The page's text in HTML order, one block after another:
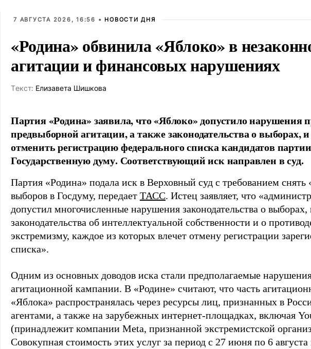
7 АВГУСТА 2026, 16:56 • НОВОСТИ ДНЯ
«Родина» обвинила «Яблоко» в
агитации и финансовых нарушениях
Tекст: Елизавета Шишкова
Партия «Родина» заявила, что «Яблоко» допустило нарушения
предвыборной агитации, а также законодательства о выборах,
отменить регистрацию федерального списка кандидатов
Государственную думу. Соответствующий иск направлен в суд.
Партия «Родина» подала иск в Верховный суд с требованием снять
выборов в Госдуму, передает ТАСС. Истец заявляет, что
допустил многочисленные нарушения законодательства о выборах,
законодательства об интеллектуальной собственности и о
экстремизму, каждое из которых влечет отмену регистрации
списка».
Одним из основных доводов иска стали предполагаемые
агитационной кампании. В «Родине» считают, что часть
«Яблока» распространялась через ресурсы лиц, признанных в
агентами, а также на зарубежных интернет-площадках, включая
(принадлежит компании Meta, признанной экстремистской
Совокупная стоимость этих услуг за период с 27 июня по 6